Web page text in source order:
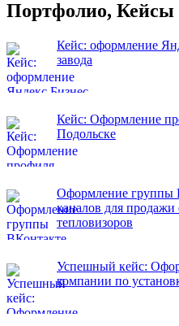
Портфолио, Кейсы
Кейс: оформление
завода
Кейс: Оформление
Подольске
Оформление группы
каналов для
тепловизоров
Успешный кейс:
компании по